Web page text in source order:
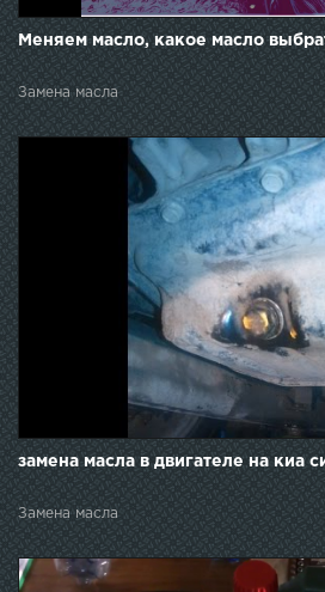
Меняем масло, какое масло
Замена масла
замена масла в двигателе на киа
Замена масла